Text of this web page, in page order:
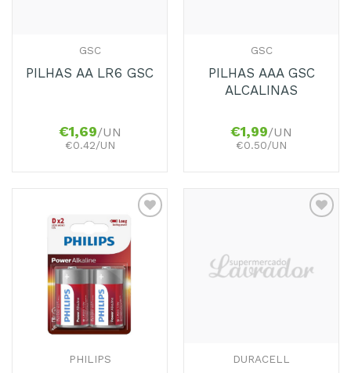
GSC
PILHAS AA LR6 GSC
€1,69/UN
€0.42/UN
GSC
PILHAS AAA GSC
ALCALINAS
€1,99/UN
€0.50/UN
Adicionar
Favoritos
PHILIPS
Favoritos
DURACELL